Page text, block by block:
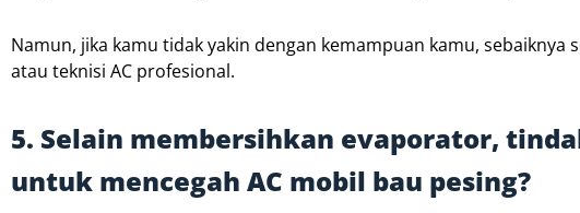
Namun, jika kamu tidak yakin dengan kemampuan kamu,
atau teknisi AC profesional.
5. Selain membersihkan evaporator,
untuk mencegah AC mobil bau pesing?